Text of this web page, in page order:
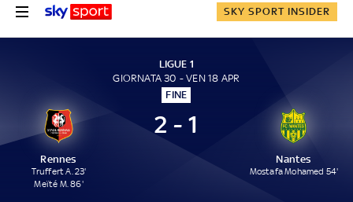
SKY SPORT INSIDER
LIGUE 1
GIORNATA 30 - VEN 18 APR
FINE
Rennes
Truffert A. 23'
Meïté M. 86'
2 - 1
Nantes
Mostafa Mohamed 54'